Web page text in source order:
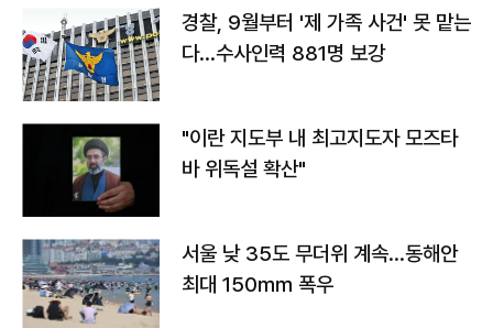
경찰, 9월부터 '제 가족 사건' 못 맡는
다…수사인력 881명 보강
"이란 지도부 내 최고지도자 모즈타
바 위독설 확산"
서울 낮 35도 무더위 계속…동해안
최대 150㎜ 폭우